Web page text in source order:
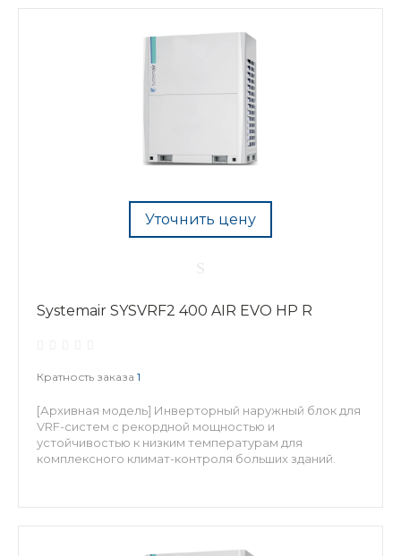
Уточнить цену
Systemair SYSVRF2 400 AIR EVO HP R
Кратность заказа 1
[Архивная модель] Инверторный наружный блок для
VRF-систем с рекордной мощностью и
устойчивостью к низким температурам для
комплексного климат-контроля больших зданий.